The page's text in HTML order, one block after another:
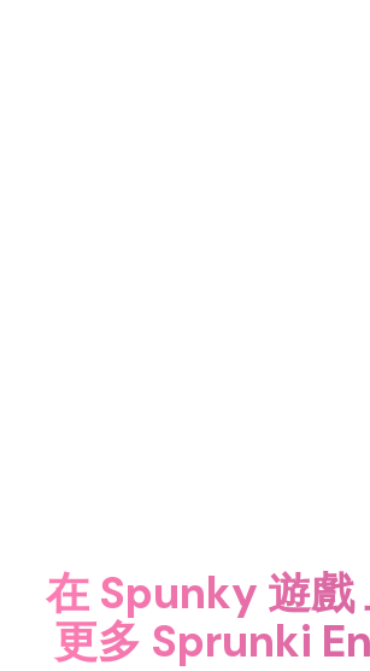
在 Spunky 遊戲
更多 Sprunki